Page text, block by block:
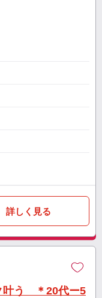
詳しく見る
叶う ＊20代ー5